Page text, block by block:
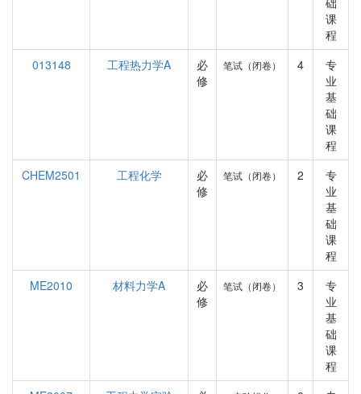
课
程
013148
工程热力学A
必
修
笔试（闭卷） 4
专
业
基
础
课
程
CHEM2501
工程化学
必
修
笔试（闭卷） 2
专
业
基
础
课
程
ME2010
材料力学A
必
修
笔试（闭卷） 3
专
业
基
础
课
程